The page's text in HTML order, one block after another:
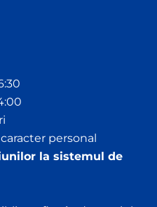
personal
la sistemul de